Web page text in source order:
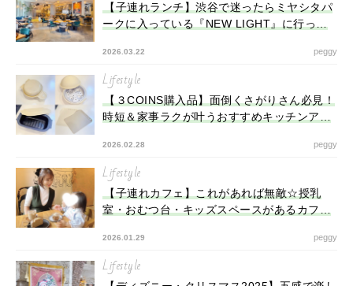
【子連れランチ】渋谷で迷ったらミヤシタパ
ークに入っている『NEW LIGHT』に行って
2026.03.22 peggy
Lifestyle
【３COINS購入品】面倒くさがりさん必見！
時短＆家事ラクが叶うおすすめキッチンアイ
2026.02.28 peggy
Lifestyle
【子連れカフェ】これがあれば無敵☆授乳
室・おむつ台・キッズスペースがあるカフェ
2026.01.29 peggy
Lifestyle